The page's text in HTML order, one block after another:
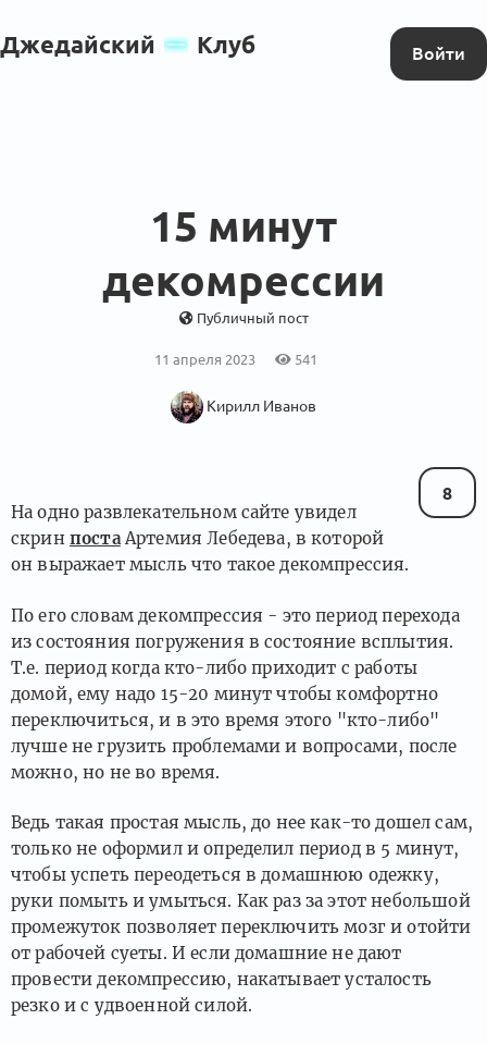
Джедайский Клуб Войти
15 минут
декомрессии
Публичный пост
11 апреля 2023 541
Кирилл Иванов
8
На одно развлекательном сайте увидел
скрин постаАртемия Лебедева, в которой
он выражает мысль что такое декомпрессия.
По его словам декомпрессия - это период перехода
из состояния погружения в состояние всплытия.
Т.е. период когда кто-либо приходит с работы
домой, ему надо 15-20 минут чтобы комфортно
переключиться, и в это время этого "кто-либо"
лучше не грузить проблемами и вопросами, после
можно, но не во время.
Ведь такая простая мысль, до нее как-то дошел сам,
только не оформил и определил период в 5 минут,
чтобы успеть переодеться в домашнюю одежку,
руки помыть и умыться. Как раз за этот небольшой
промежуток позволяет переключить мозг и отойти
от рабочей суеты. И если домашние не дают
провести декомпрессию, накатывает усталость
резко и с удвоенной силой.